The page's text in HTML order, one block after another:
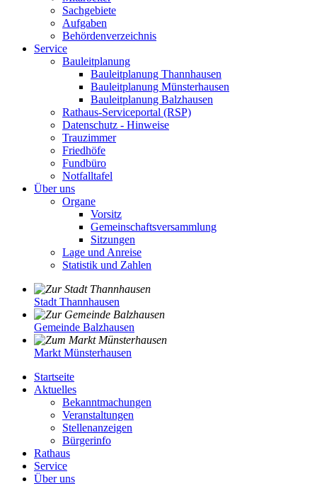
Sachgebiete
Aufgaben
Behördenverzeichnis
Service
Bauleitplanung
Bauleitplanung Thannhausen
Bauleitplanung Münsterhausen
Bauleitplanung Balzhausen
Rathaus-Serviceportal (RSP)
Datenschutz - Hinweise
Trauzimmer
Friedhöfe
Fundbüro
Notfalltafel
Über uns
Organe
Vorsitz
Gemeinschaftsversammlung
Sitzungen
Lage und Anreise
Statistik und Zahlen
Stadt Thannhausen
Gemeinde Balzhausen
Markt Münsterhausen
Startseite
Aktuelles
Bekanntmachungen
Veranstaltungen
Stellenanzeigen
Bürgerinfo
Rathaus
Service
Über uns